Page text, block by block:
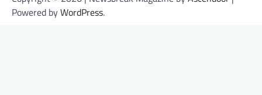
Powered byWordPress.